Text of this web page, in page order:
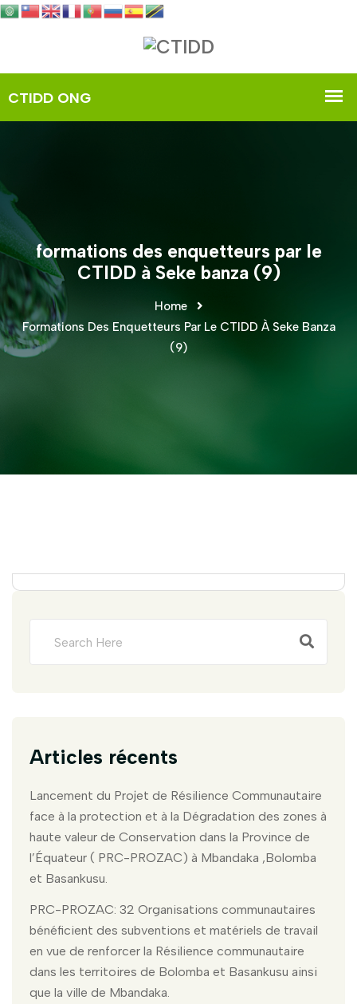
formations des enquetteurs par le
CTIDD à Seke banza (9)
Home
Formations Des Enquetteurs Par Le CTIDD À Seke Banza
(9)
Articles récents
Lancement du Projet de Résilience Communautaire
face à la protection et à la Dégradation des zones à
haute valeur de Conservation dans la Province de
l’Équateur ( PRC-PROZAC) à Mbandaka ,Bolomba
et Basankusu.
PRC-PROZAC: 32 Organisations communautaires
bénéficient des subventions et matériels de travail
en vue de renforcer la Résilience communautaire
dans les territoires de Bolomba et Basankusu ainsi
que la ville de Mbandaka.